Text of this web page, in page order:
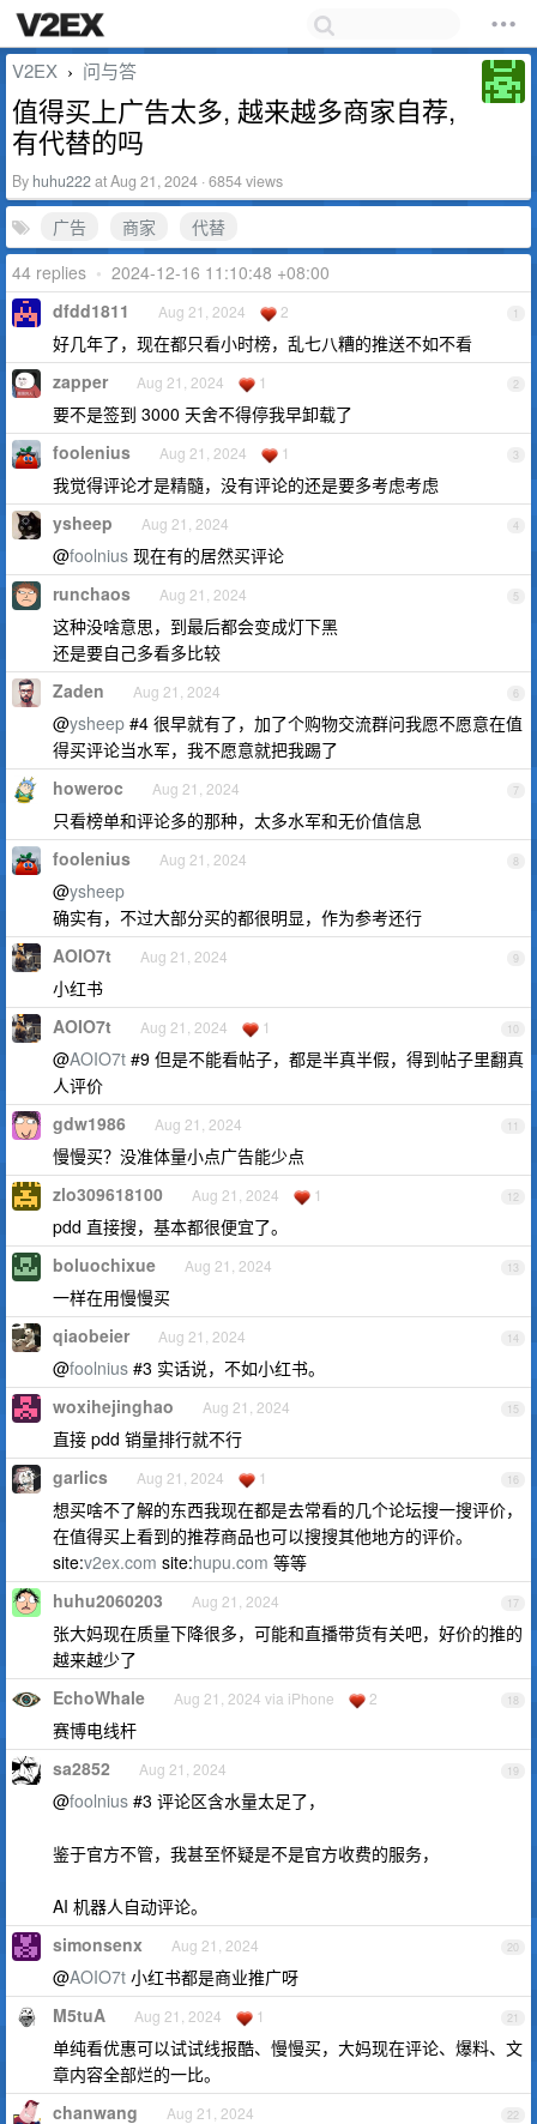
V2EX › 问与答
值得买上广告太多, 越来越多商家自荐,
有代替的吗
By huhu222at Aug 21, 2024 · 6854 views
广告 商家
代替
44 replies • 2024-12-16 11:10:48 +08:00
1
dfdd1811 Aug 21, 2024 2
好几年了，现在都只看小时榜，乱七八糟的推送不如不看
2
zapper Aug 21, 2024 1
要不是签到 3000 天舍不得停我早卸载了
3
foolenius Aug 21, 2024 1
我觉得评论才是精髓，没有评论的还是要多考虑考虑
4
ysheep Aug 21, 2024
@foolnius 现在有的居然买评论
5
runchaos Aug 21, 2024
这种没啥意思，到最后都会变成灯下黑
还是要自己多看多比较
6
Zaden Aug 21, 2024
@ysheep #4 很早就有了，加了个购物交流群问我愿不愿意在值
得买评论当水军，我不愿意就把我踢了
7
howeroc Aug 21, 2024
只看榜单和评论多的那种，太多水军和无价值信息
8
foolenius Aug 21, 2024
@ysheep
确实有，不过大部分买的都很明显，作为参考还行
9
AOIO7t Aug 21, 2024
小红书
10
AOIO7t Aug 21, 2024 1
@AOIO7t #9 但是不能看帖子，都是半真半假，得到帖子里翻真
人评价
11
gdw1986 Aug 21, 2024
慢慢买？没准体量小点广告能少点
12
zlo309618100 Aug 21, 2024 1
pdd 直接搜，基本都很便宜了。
13
boluochixue Aug 21, 2024
一样在用慢慢买
14
qiaobeier Aug 21, 2024
@foolnius #3 实话说，不如小红书。
15
woxihejinghao Aug 21, 2024
直接 pdd 销量排行就不行
16
garlics Aug 21, 2024 1
想买啥不了解的东西我现在都是去常看的几个论坛搜一搜评价，
在值得买上看到的推荐商品也可以搜搜其他地方的评价。
site:v2ex.com site:hupu.com 等等
17
huhu2060203 Aug 21, 2024
张大妈现在质量下降很多，可能和直播带货有关吧，好价的推的
越来越少了
18
EchoWhale Aug 21, 2024 via iPhone 2
赛博电线杆
19
sa2852 Aug 21, 2024
@foolnius #3 评论区含水量太足了，
鉴于官方不管，我甚至怀疑是不是官方收费的服务，
AI 机器人自动评论。
20
simonsenx Aug 21, 2024
@AOIO7t 小红书都是商业推广呀
21
M5tuA Aug 21, 2024 1
单纯看优惠可以试试线报酷、慢慢买，大妈现在评论、爆料、文
章内容全部烂的一比。
22
chanwang Aug 21, 2024